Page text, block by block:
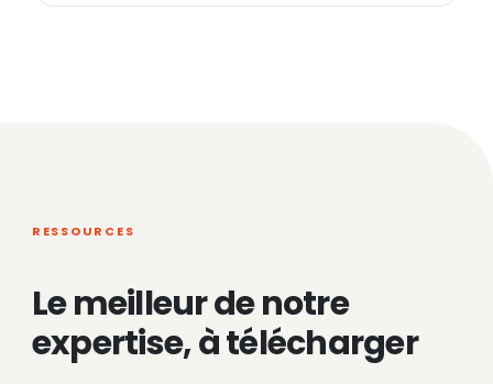
RESSOURCES
Le meilleur de notre
expertise, à télécharger